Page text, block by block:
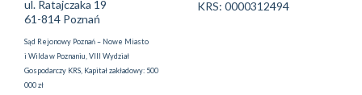
ul. Ratajczaka 19
61-814 Poznań
Sąd Rejonowy Poznań – Nowe Miasto
i Wilda w Poznaniu, VIII Wydział
Gospodarczy KRS, Kapitał zakładowy: 500
000 zł
KRS: 0000312494